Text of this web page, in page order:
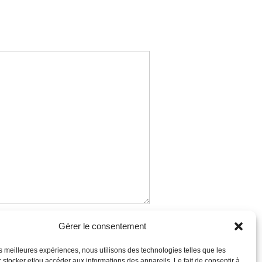
Gérer le consentement
meilleures expériences, nous utilisons des technologies telles que les